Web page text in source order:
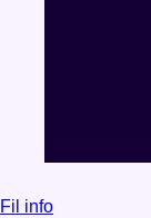
Fil info